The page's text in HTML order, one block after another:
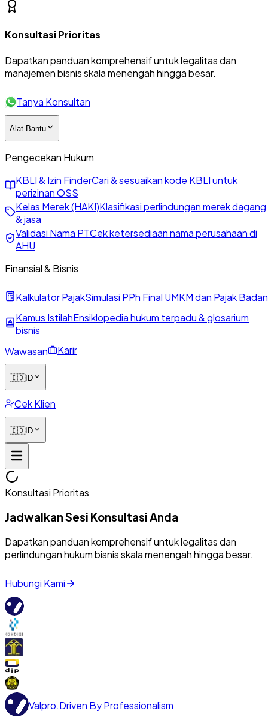
Konsultasi Prioritas
Dapatkan panduan komprehensif untuk legalitas dan
manajemen bisnis skala menengah hingga besar.
Tanya Konsultan
Alat Bantu
Pengecekan Hukum
KBLI & Izin FinderCari & sesuaikan kode KBLI untuk
perizinan OSS
Kelas Merek (HAKI)Klasifikasi perlindungan merek dagang
& jasa
Validasi Nama PTCek ketersediaan nama perusahaan di
AHU
Finansial & Bisnis
Kalkulator PajakSimulasi PPh Final UMKM dan Pajak Badan
Kamus IstilahEnsiklopedia hukum terpadu & glosarium
bisnis
Wawasan
Karir
🇮🇩ID
Cek Klien
🇮🇩ID
Konsultasi Prioritas
Jadwalkan Sesi Konsultasi Anda
Dapatkan panduan komprehensif untuk legalitas dan
perlindungan hukum bisnis skala menengah hingga besar.
Hubungi Kami
Valpro.Driven By Professionalism